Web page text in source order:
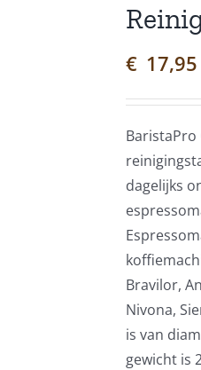
€ 17,95
BaristaPro
dagelijks
Bravilor,
Nivona,
is van
gewicht is